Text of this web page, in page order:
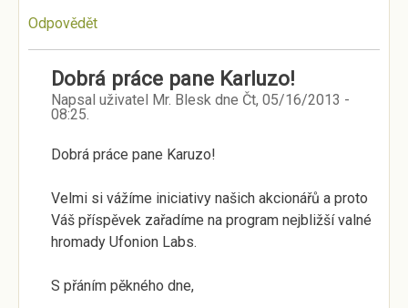
Odpovědět
Dobrá práce pane Karluzo!
Napsal uživatel Mr. Blesk dne Čt, 05/16/2013 -
08:25.
Dobrá práce pane Karuzo!
Velmi si vážíme iniciativy našich akcionářů a proto
Váš příspěvek zařadíme na program nejbližší valné
hromady Ufonion Labs.
S přáním pěkného dne,